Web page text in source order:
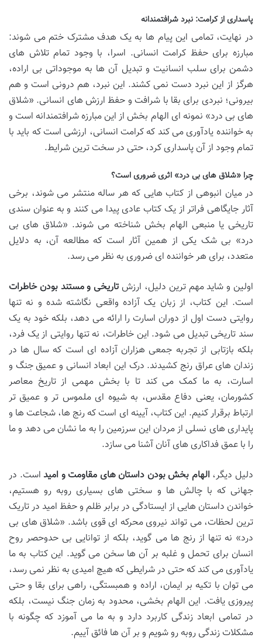
پاسداری از کرامت: نبرد شرافتمندانه
در نهایت، تمامی این پیام ها به یک هدف مشترک ختم می شوند:
مبارزه برای حفظ کرامت انسانی. اسرا، با وجود تمام تلاش های
دشمن برای سلب انسانیت و تبدیل آن ها به موجوداتی بی اراده،
هرگز از این نبرد دست نمی کشند. این نبرد، هم درونی است و هم
بیرونی؛ نبردی برای بقا با شرافت و حفظ ارزش های انسانی. «شلاق
های بی درد» نمونه ای الهام بخش از این مبارزه شرافتمندانه است و
به خواننده یادآوری می کند که کرامت انسانی، ارزشی است که باید با
تمام وجود از آن پاسداری کرد، حتی در سخت ترین شرایط.
چرا «شلاق های بی درد» اثری ضروری است؟
در میان انبوهی از کتاب هایی که هر ساله منتشر می شوند، برخی
آثار جایگاهی فراتر از یک کتاب عادی پیدا می کنند و به عنوان سندی
تاریخی یا منبعی الهام بخش شناخته می شوند. «شلاق های بی
درد» بی شک یکی از همین آثار است که مطالعه آن، به دلایل
متعدد، برای هر خواننده ای ضروری به نظر می رسد.
اولین و شاید مهم ترین دلیل، ارزشتاریخی و مستند بودن خاطرات
است. این کتاب، از زبان یک آزاده واقعی نگاشته شده و نه تنها
روایتی دست اول از دوران اسارت را ارائه می دهد، بلکه خود به یک
سند تاریخی تبدیل می شود. این خاطرات، نه تنها روایتی از یک فرد،
بلکه بازتابی از تجربه جمعی هزاران آزاده ای است که سال ها در
زندان های عراق رنج کشیدند. درک این ابعاد انسانی و عمیق جنگ و
اسارت، به ما کمک می کند تا با بخش مهمی از تاریخ معاصر
کشورمان، یعنی دفاع مقدس، به شیوه ای ملموس تر و عمیق تر
ارتباط برقرار کنیم. این کتاب، آیینه ای است که رنج ها، شجاعت ها و
پایداری های نسلی از مردان این سرزمین را به ما نشان می دهد و ما
را با عمق فداکاری های آنان آشنا می سازد.
دلیل دیگر، الهام بخش بودن داستان های مقاومت و امید است. در
جهانی که با چالش ها و سختی های بسیاری روبه رو هستیم،
خواندن داستان هایی از ایستادگی در برابر ظلم و حفظ امید در تاریک
ترین لحظات، می تواند نیروی محرکه ای قوی باشد. «شلاق های بی
درد» نه تنها از رنج ها می گوید، بلکه از توانایی بی حدوحصر روح
انسان برای تحمل و غلبه بر آن ها سخن می گوید. این کتاب به ما
یادآوری می کند که حتی در شرایطی که هیچ امیدی به نظر نمی رسد،
می توان با تکیه بر ایمان، اراده و همبستگی، راهی برای بقا و حتی
پیروزی یافت. این الهام بخشی، محدود به زمان جنگ نیست، بلکه
در تمامی ابعاد زندگی کاربرد دارد و به ما می آموزد که چگونه با
مشکلات زندگی روبه رو شویم و بر آن ها فائق آییم.